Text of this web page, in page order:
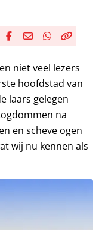
niet veel lezers
hoofdstad van
laars gelegen
na
en scheve ogen
wij nu kennen als